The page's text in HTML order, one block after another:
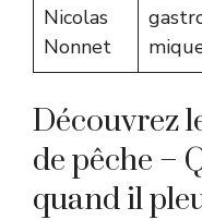
Nicolas
Nonnet
Découvrez
de pêche –
quand il